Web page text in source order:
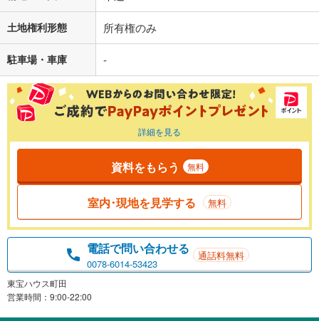
土地権利形態 所有権のみ
駐車場・車庫 -
詳細を見る
資料をもらう 無料
室内･現地を見学する 無料
電話で問い合わせる
0078-6014-53423
通話料無料
東宝ハウス町田
営業時間：9:00-22:00